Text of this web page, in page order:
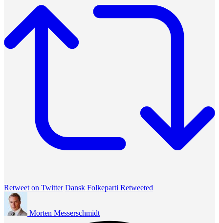
Retweet on Twitter Dansk Folkeparti Retweeted
Morten Messerschmidt